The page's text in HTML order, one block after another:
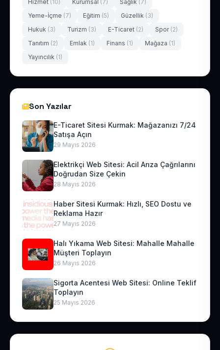
Hizmet (10) Kurumsal (7) Sağlık (7)
Yeme-İçme (7) Eğitim (5) Güzellik (3)
Hukuk (3) Turizm (3) E-Ticaret (2) Spor (2)
Tanıtım (2) Emlak (1) Finans (1) Mağaza (1)
Yayıncılık (1)
Son Yazılar
E-Ticaret Sitesi Kurmak: Mağazanızı 7/24
Satışa Açın
29 Mayıs 2026
Elektrikçi Web Sitesi: Acil Arıza Çağrılarını
Doğrudan Size Çekin
28 Mayıs 2026
Haber Sitesi Kurmak: Hızlı, SEO Dostu ve
Reklama Hazır
27 Mayıs 2026
Halı Yıkama Web Sitesi: Mahalle Mahalle
Müşteri Toplayın
26 Mayıs 2026
Sigorta Acentesi Web Sitesi: Online Teklif
Toplayın
25 Mayıs 2026